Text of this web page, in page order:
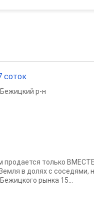
соток
Бежицкий р-н
только
в долях с соседями,
рынка 15...